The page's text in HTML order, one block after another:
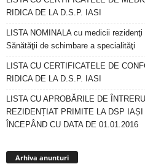
RIDICA DE LA D.S.P. IASI
LISTA NOMINALA cu medicii
Sănătăţii de schimbare a specialităţi
LISTA CU CERTIFICATELE DE
RIDICA DE LA D.S.P. IASI
LISTA CU APROBĂRILE DE
REZIDENȚIAT PRIMITE LA DSP
ÎNCEPÂND CU DATA DE 01.01.2016
Arhiva anunturi